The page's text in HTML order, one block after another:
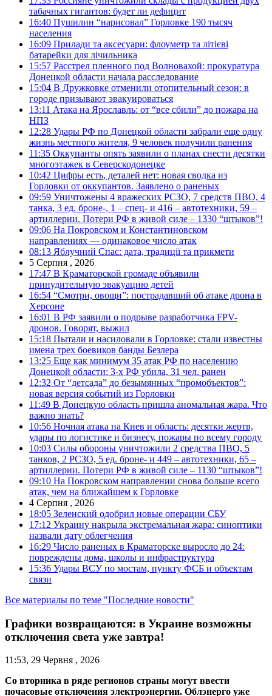
табачных гигантов: будет ли дефицит
16:40 Пушилин “нарисовал” Горловке 190 тысяч
населения
16:09 Прилади та аксесуари: флоуметр та літієві
батарейки для лічильника
15:57 Расстрел пленного под Волновахой: прокуратура
Донецкой области начала расследование
15:04 В Дружковке отменили отопительный сезон: в
городе призывают эвакуироваться
13:11 Атака на Ярославль: от “все сбили” до пожара на
НПЗ
12:28 Удары РФ по Донецкой области забрали еще одну
жизнь местного жителя, 9 человек получили ранения
11:35 Оккупанты опять заявили о планах снести десятки
многоэтажек в Северскодонецке
10:42 Цифры есть, деталей нет: новая сводка из
Горловки от оккупантов. Заявлено о раненых
09:59 Уничтожены 4 вражеских РСЗО, 7 средств ПВО, 4
танка, 3 ед. броне-, 1 – спец- и 416 – автотехники, 59 –
артиллерии. Потери РФ в живой силе – 1330 “штыков”!
09:06 На Покровском и Константиновском
направлениях — одинаковое число атак
08:13 Яблучний Спас: дата, традиції та прикмети
5 Серпня , 2026
17:47 В Краматорской громаде объявили
принудительную эвакуацию детей
16:54 “Смотри, овощи”: пострадавший об атаке дрона в
Херсоне
16:01 В РФ заявили о подрыве разработчика FPV-
дронов. Говорят, выжил
15:18 Пытали и насиловали в Горловке: стали известны
имена трех боевиков банды Безлера
13:25 Еще как минимум 35 атак РФ по населению
Донецкой области: 3-х РФ убила, 31 чел. ранен
12:32 От “детсада” до безымянных “промобъектов”:
новая версия событий из Горловки
11:49 В Донецкую область пришла аномальная жара. Что
важно знать?
10:56 Ночная атака на Киев и область: десятки жертв,
удары по логистике и бизнесу, пожары по всему городу
10:03 Силы обороны уничтожили 2 средства ПВО, 5
танков, 2 РСЗО, 5 ед. броне- и 449 – автотехники, 65 –
артиллерии. Потери РФ в живой силе – 1130 “штыков”!
09:10 На Покровском направлении снова больше всего
атак, чем на ближайшем к Горловке
4 Серпня , 2026
18:05 Зеленский одобрил новые операции СБУ
17:12 Украину накрыла экстремальная жара: синоптики
назвали дату облегчения
16:29 Число раненых в Краматорске выросло до 24:
повреждены дома, школы и инфраструктура
15:36 Удары ВСУ по мостам, пункту ФСБ и объектам
связи
Все материалы по теме "Последние новости"
Графики возвращаются: в Украине возможны
отключения света уже завтра!
11:53, 29 Червня , 2026
Со вторника в ряде регионов страны могут ввести
почасовые отключения электроэнергии. Облэнерго уже